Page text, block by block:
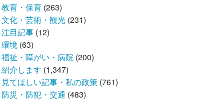
教育・保育(263)
文化・芸術・観光(231)
注目記事(12)
環境(63)
福祉・障がい・病院(200)
紹介します (1,347)
見てほしい記事・私の政策(761)
防災・防犯・交通 (483)